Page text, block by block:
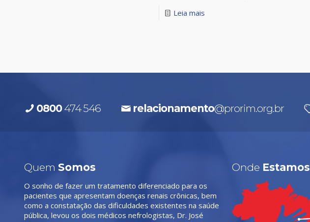
Leia mais
0800474 546 relacionamento@prorim.org.br
Quem Somos
O sonho de fazer um tratamento diferenciado para os
pacientes que apresentam doenças renais crônicas, bem
como a constatação das dificuldades existentes na saúde
pública, levou os dois médicos nefrologistas, Dr. José
Onde Estamos